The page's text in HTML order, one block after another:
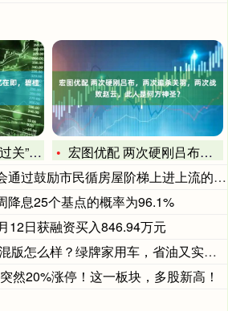
救成功了
宏图优配 两次硬刚吕布，两次追杀关羽，两次战败赵云，此人是何
过鼓励市民循房屋阶梯上进上流的措施
降息25个基点的概率为96.1%
12日获融资买入846.94万元
么样？绿牌家用车，省油又实用，值得
然20%涨停！这一板块，多股新高！